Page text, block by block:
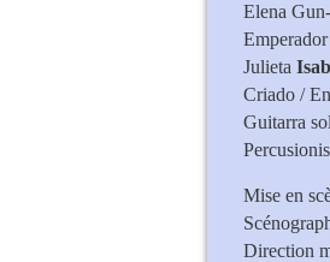
Elena
Julieta
Criado /
Guitarra
Mise en
Direction